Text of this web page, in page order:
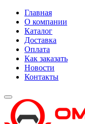
Главная
О компании
Каталог
Доставка
Оплата
Как заказать
Новости
Контакты